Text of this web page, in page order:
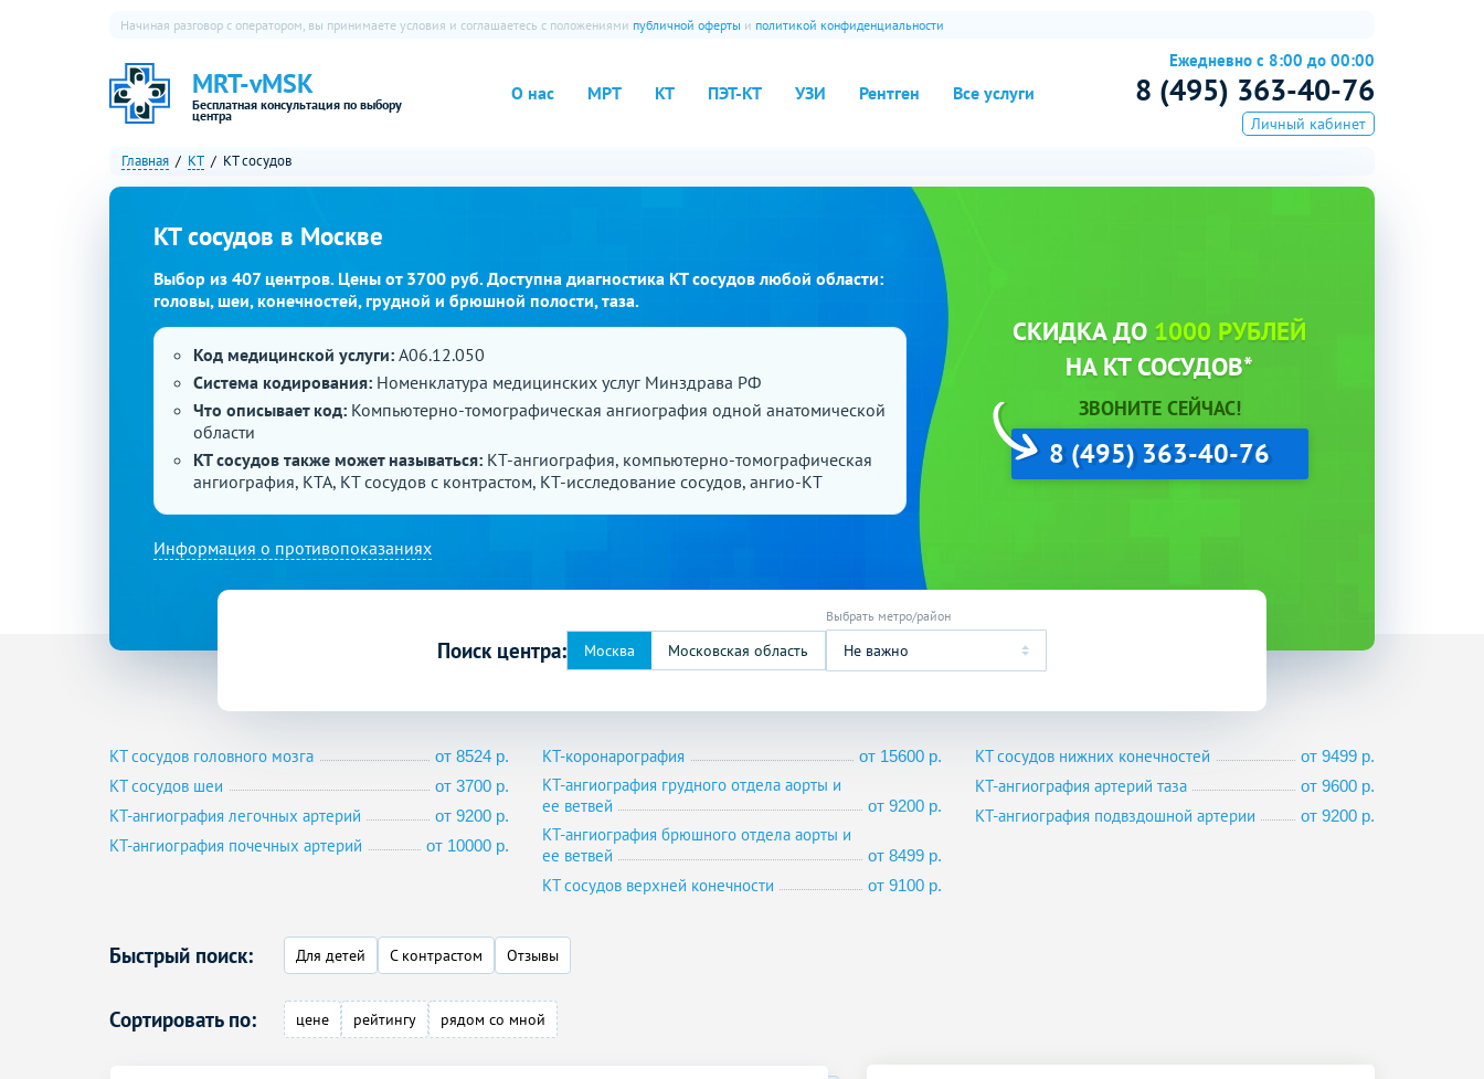
MRT-vMSK
Бесплатная консультация по выбору
центра
О нас МРТ КТ ПЭТ-КТ УЗИ Рентген Все услуги
Начиная разговор с оператором, вы принимаете условия и соглашаетесь с положениями публичной оферты и политикой конфиденциальности
Ежедневно с 8:00 до 00:00
8 (495) 363-40-76
Личный кабинет
Главная КТ КТ сосудов
КТ сосудов в Москве
Выбор из 407 центров. Цены от 3700 руб. Доступна диагностика КТ сосудов любой области:
головы, шеи, конечностей, грудной и брюшной полости, таза.
Код медицинской услуги: A06.12.050
Система кодирования: Номенклатура медицинских услуг Минздрава РФ
Что описывает код: Компьютерно-томографическая ангиография одной анатомической
области
КТ сосудов также может называться: КТ-ангиография, компьютерно-томографическая
ангиография, КТА, КТ сосудов с контрастом, КТ-исследование сосудов, ангио-КТ
Информация о противопоказаниях
СКИДКА ДО 1000 РУБЛЕЙ
НА КТ СОСУДОВ*
ЗВОНИТЕ СЕЙЧАС!
8 (495) 363-40-76
Поиск центра: Не важно
КТ сосудов головного мозга от 8524 р.
КТ сосудов шеи от 3700 р.
КТ-ангиография легочных артерий от 9200 р.
КТ-ангиография почечных артерий от 10000 р.
КТ-коронарография от 15600 р.
КТ-ангиография грудного отдела аорты и
ее ветвей
от 9200 р.
КТ-ангиография брюшного отдела аорты и
ее ветвей
от 8499 р.
КТ сосудов верхней конечности от 9100 р.
КТ сосудов нижних конечностей от 9499 р.
КТ-ангиография артерий таза от 9600 р.
КТ-ангиография подвздошной артерии от 9200 р.
Быстрый поиск: Для детей С контрастом Отзывы
Сортировать по: цене рейтингу рядом со мной